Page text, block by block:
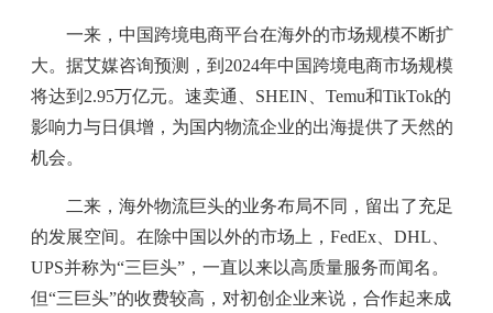
一来，中国跨境电商平台在海外的市场规模不断扩
大。据艾媒咨询预测，到2024年中国跨境电商市场规模
将达到2.95万亿元。速卖通、SHEIN、Temu和TikTok的
影响力与日俱增，为国内物流企业的出海提供了天然的
机会。
二来，海外物流巨头的业务布局不同，留出了充足
的发展空间。在除中国以外的市场上，FedEx、DHL、
UPS并称为“三巨头”，一直以来以高质量服务而闻名。
但“三巨头”的收费较高，对初创企业来说，合作起来成